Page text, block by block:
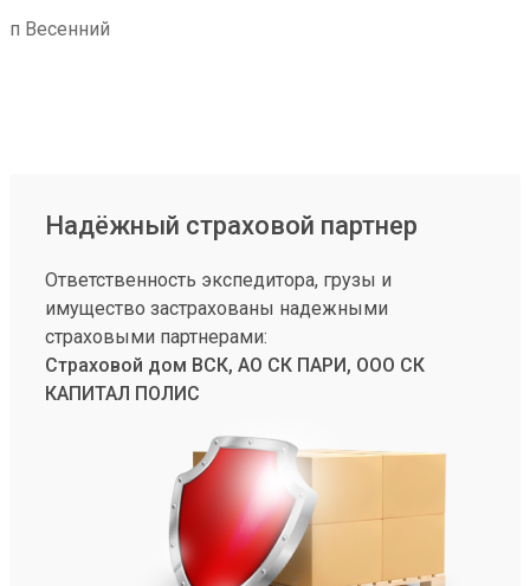
п Весенний
Надёжный страховой партнер
Ответственность экспедитора, грузы и
имущество застрахованы надежными
страховыми партнерами:
Страховой дом ВСК, АО СК ПАРИ, ООО СК
КАПИТАЛ ПОЛИС